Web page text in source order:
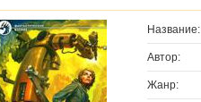
Название:
Автор:
Жанр: